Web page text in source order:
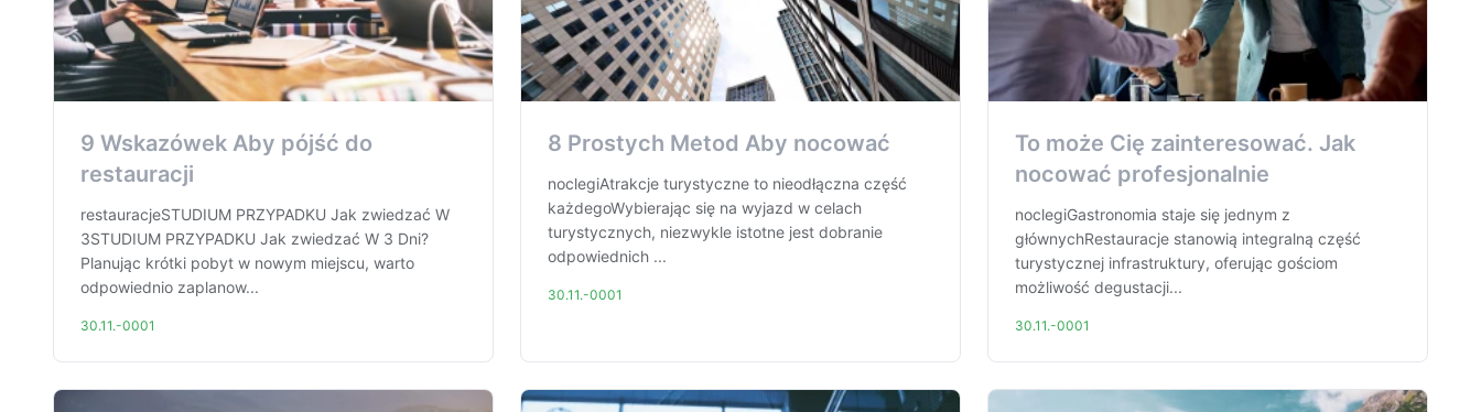
9 Wskazówek Aby pójść do
restauracji
restauracjeSTUDIUM PRZYPADKU Jak zwiedzać W
3STUDIUM PRZYPADKU Jak zwiedzać W 3 Dni?
Planując krótki pobyt w nowym miejscu, warto
odpowiednio zaplanow...
30.11.-0001
8 Prostych Metod Aby nocować
noclegiAtrakcje turystyczne to nieodłączna część
każdegoWybierając się na wyjazd w celach
turystycznych, niezwykle istotne jest dobranie
odpowiednich ...
30.11.-0001
To może Cię zainteresować. Jak
nocować profesjonalnie
noclegiGastronomia staje się jednym z
głównychRestauracje stanowią integralną część
turystycznej infrastruktury, oferując gościom
możliwość degustacji...
30.11.-0001